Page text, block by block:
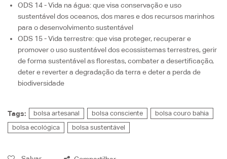
ODS 14 - Vida na água: que visa conservação e uso
sustentável dos oceanos, dos mares e dos recursos marinhos
para o desenvolvimento sustentável
ODS 15 - Vida terrestre: que visa proteger, recuperar e
promover o uso sustentável dos ecossistemas terrestres, gerir
de forma sustentável as florestas, combater a desertificação,
deter e reverter a degradação da terra e deter a perda de
biodiversidade
Tags: bolsa artesanal bolsa consciente
bolsa couro bahia
bolsa ecológica
bolsa sustentável